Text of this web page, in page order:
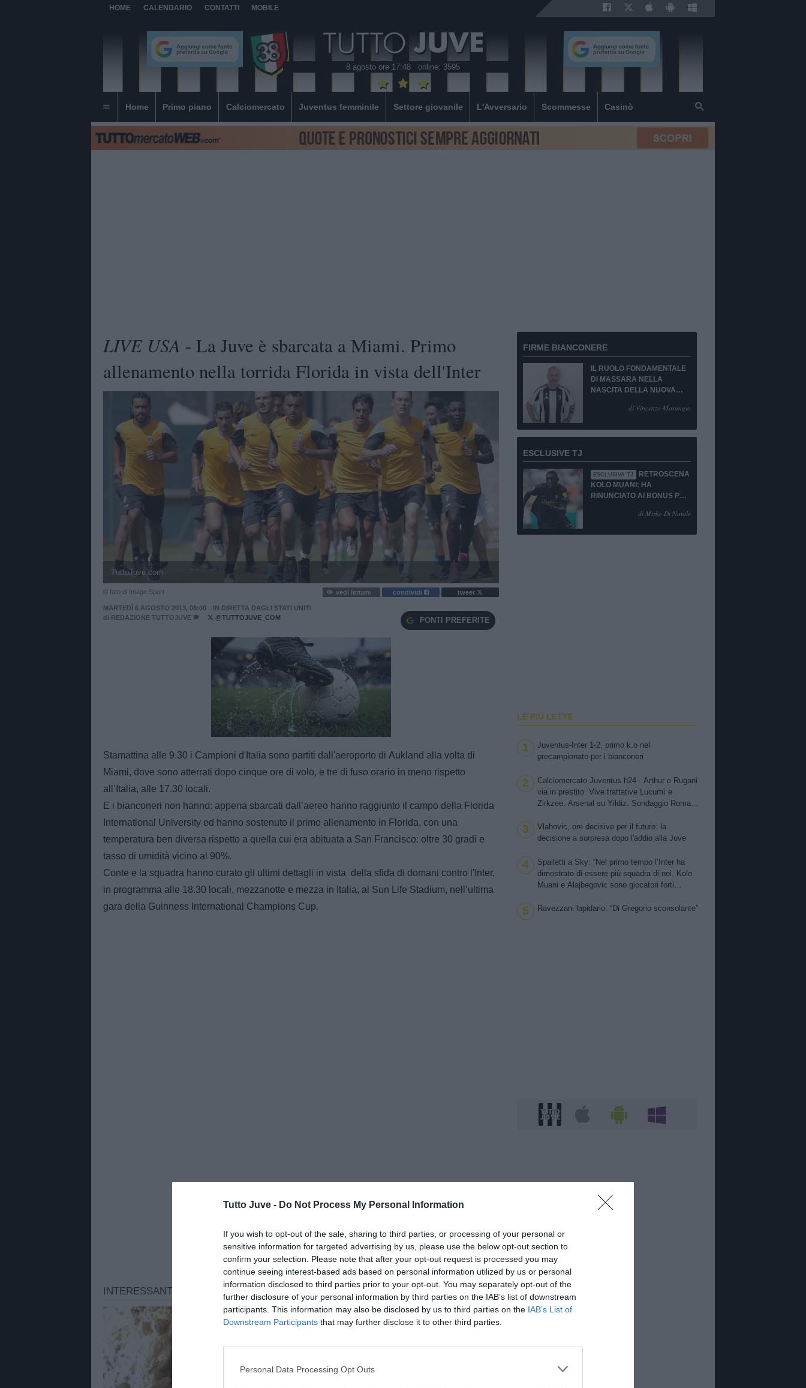
Tutto Juve - Do Not Process My Personal Information
If you wish to opt-out of the sale, sharing to third parties, or processing of your personal or
sensitive information for targeted advertising by us, please use the below opt-out section to
confirm your selection. Please note that after your opt-out request is processed you may
continue seeing interest-based ads based on personal information utilized by us or personal
information disclosed to third parties prior to your opt-out. You may separately opt-out of the
further disclosure of your personal information by third parties on the IAB’s list of downstream
participants. This information may also be disclosed by us to third parties on the IAB’s List of
Downstream Participants that may further disclose it to other third parties.
Personal Data Processing Opt Outs
HOME CALENDARIO CONTATTI MOBILE
8 agosto ore 17:48 online: 3595
Home Primo piano Calciomercato Juventus femminile Settore giovanile L'Avversario Scommesse Casinò
LIVE USA - La Juve è sbarcata a Miami. Primo
allenamento nella torrida Florida in vista dell'Inter
TuttoJuve.com
© foto di Image Sport vedi letture condividi tweet
MARTEDÌ 6 AGOSTO 2013, 08:00
IN DIRETTA DAGLI STATI UNITI
di REDAZIONE TUTTOJUVE @TUTTOJUVE_COM FONTI PREFERITE
Loaded:
100.00%
Stamattina alle 9.30 i Campioni d'Italia sono partiti dall'aeroporto di Aukland alla volta di
Miami, dove sono atterrati dopo cinque ore di volo, e tre di fuso orario in meno rispetto
all’Italia, alle 17.30 locali.
E i bianconeri non hanno: appena sbarcati dall’aereo hanno raggiunto il campo della Florida
International University ed hanno sostenuto il primo allenamento in Florida, con una
temperatura ben diversa rispetto a quella cui era abituata a San Francisco: oltre 30 gradi e
tasso di umidità vicino al 90%.
Conte e la squadra hanno curato gli ultimi dettagli in vista della sfida di domani contro l'Inter,
in programma alle 18.30 locali, mezzanotte e mezza in Italia, al Sun Life Stadium, nell’ultima
gara della Guinness International Champions Cup.
FIRME BIANCONERE
IL RUOLO FONDAMENTALE
DI MASSARA NELLA
NASCITA DELLA NUOVA
di Vincenzo Marangio
ESCLUSIVE TJ
ESCLUSIVA TJ
RETROSCENA
KOLO MUANI: HA
RINUNCIATO AI BONUS PUR
di Mirko Di Natale
LE PIÙ LETTE
1
Juventus-Inter 1-2, primo k.o nel
precampionato per i bianconeri
2
Calciomercato Juventus h24 - Arthur e Rugani
via in prestito. Vive trattative Lucumì e
Zirkzee. Arsenal su Yildiz. Sondaggio Roma
Zhegrova non vuole partire. Sorloth sul
mercato. Vlahovic, nuova pretendente
3
Vlahovic, ore decisive per il futuro: la
decisione a sorpresa dopo l'addio alla Juve
4
Spalletti a Sky: “Nel primo tempo l’Inter ha
dimostrato di essere più squadra di noi. Kolo
Muani e Alajbegovic sono giocatori forti
5 Ravezzani lapidario: “Di Gregorio sconsolante”